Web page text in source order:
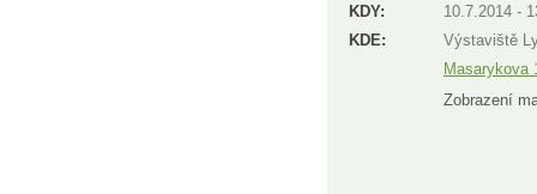
KDY:
10.7.2014 -
KDE:
Výstaviště
Masarykova
Zobrazení